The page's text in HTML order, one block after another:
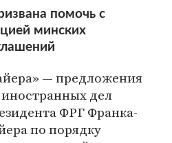
помочь с
минских
— предложения
дел
ФРГ Франка-
по порядку